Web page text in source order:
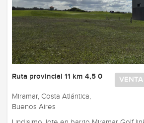
VENTA
Ruta provincial 11 km 4,5 0
Miramar, Costa Atlántica,
Buenos Aires